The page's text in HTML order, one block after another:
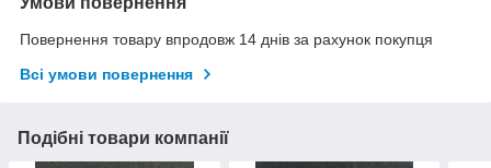
Повернення товару впродовж 14 днів за рахунок покупця
Всі умови повернення
Подібні товари компанії